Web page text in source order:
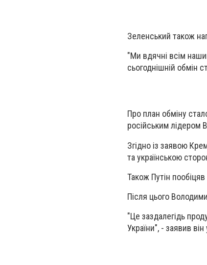
Зеленський також
"Ми вдячні всім
сьогоднішній обмін
Про план обміну
російським лідером
Згідно із заявою
та українською
Також Путін
Після цього
"Це заздалегідь
України", - заявив